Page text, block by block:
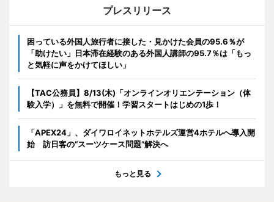
プレスリリース
困っている外国人旅行者に接した・見かけた会員の95.6％が
「助けたい」日本滞在経験のある外国人講師の95.7％は「もっ
と気軽に声をかけてほしい」
【TAC公務員】8/13(木)「オンラインオリエンテーション（体
験入学）」を無料で開催！学習スタートはじめの1歩！
「APEX24」、ダイワロイネットホテルズ運営4ホテルへ導入開
始 訪日客の“スーツケース問題”解決へ
もっと見る